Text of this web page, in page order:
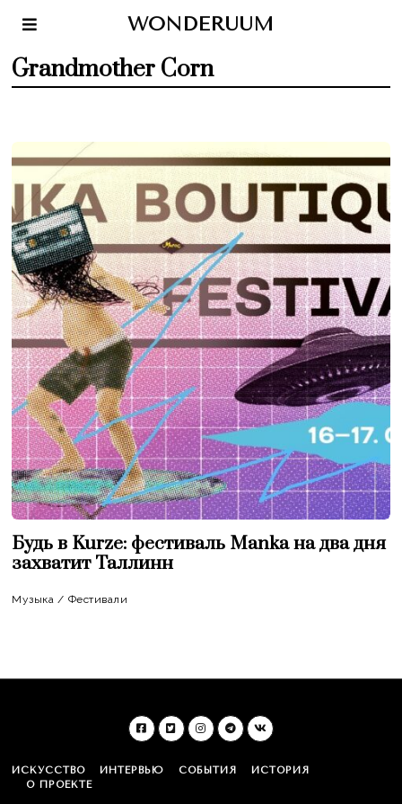
WONDERUUM
Grandmother Corn
Будь в Kurze: фестиваль Manka на два дня
захватит Таллинн
Музыка / Фестивали
ИСКУССТВО ИНТЕРВЬЮ СОБЫТИЯ
ИСТОРИЯ
О ПРОЕКТЕ